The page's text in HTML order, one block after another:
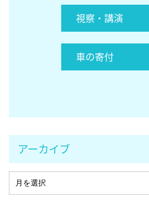
視察・講演
車の寄付
アーカイブ